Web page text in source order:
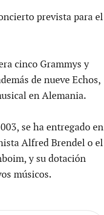
prevista para el
cinco Grammys y
de nueve Echos,
en Alemania.
se ha entregado en
Alfred Brendel o el
y su dotación
músicos.